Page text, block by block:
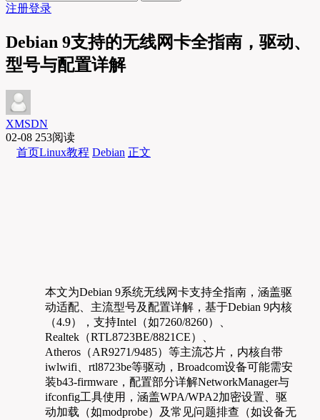
注册登录
Debian 9支持的无线网卡全指南，驱动、
型号与配置详解
XMSDN
02-08 253阅读
首页Linux教程 Debian 正文
本文为Debian 9系统无线网卡支持全指南，涵盖驱
动适配、主流型号及配置详解，基于Debian 9内核
（4.9），支持Intel（如7260/8260）、
Realtek（RTL8723BE/8821CE）、
Atheros（AR9271/9485）等主流芯片，内核自带
iwlwifi、rtl8723be等驱动，Broadcom设备可能需安
装b43-firmware，配置部分详解NetworkManager与
ifconfig工具使用，涵盖WPA/WPA2加密设置、驱
动加载（如modprobe）及常见问题排查（如设备无